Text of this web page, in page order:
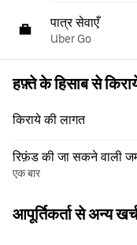
पात्र सेवाएँ
Uber Go
हफ़्ते के हिसाब से
किराये की लागत
रिफ़ंड की जा सकने वाली
एक बार
आपूर्तिकर्ता से अन्य खर्च